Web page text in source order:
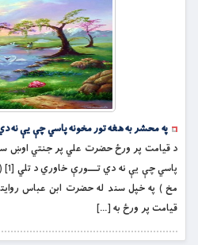
په محشر به هغه تور مخونه پاسي چې يې نه
د قيامت پر ورځ حضرت علي پر جنتي اوښ
مخ ) په خپل سند له حضرت ابن عباس
قيامت پر ورځ به […]